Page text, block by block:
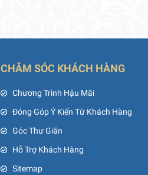
CHĂM SÓC KHÁCH HÀNG
Chương Trình Hậu Mãi
Đóng Góp Ý Kiến Từ Khách Hàng
Góc Thư Giãn
Hỗ Trợ Khách Hàng
Sitemap